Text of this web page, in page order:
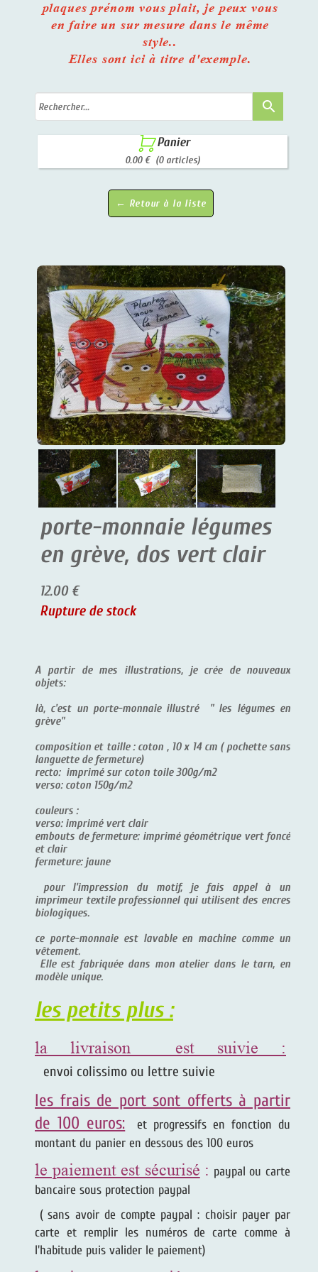
plaques prénom vous plait, je peux vous
en faire un sur mesure dans le même
style..
Elles sont ici à titre d'exemple.
search
 Panier
0.00 € (0 articles)
← Retour à la liste
porte-monnaie légumes
en grève, dos vert clair
12.00 €
Rupture de stock
A partir de mes illustrations, je crée de nouveaux
objets:
là, c'est un porte-monnaie illustré " les légumes en
grève"
composition et taille : coton , 10 x 14 cm ( pochette sans
languette de fermeture)
recto: imprimé sur coton toile 300g/m2
verso: coton 150g/m2
couleurs :
verso: imprimé vert clair
embouts de fermeture: imprimé géométrique vert foncé
et clair
fermeture: jaune
pour l'impression du motif, je fais appel à un
imprimeur textile professionnel qui utilisent des encres
biologiques.
ce porte-monnaie est lavable en machine comme un
vêtement.
Elle est fabriquée dans mon atelier dans le tarn, en
modèle unique.
les petits plus :
la livraison est suivie :
envoi colissimo ou lettre suivie
les frais de port sont offerts à partir
de 100 euros:
et progressifs en fonction du
montant du panier en dessous des 100 euros
le paiement est sécurisé : paypal ou carte
bancaire sous protection paypal
( sans avoir de compte paypal : choisir payer par
carte et remplir les numéros de carte comme à
l'habitude puis valider le paiement)